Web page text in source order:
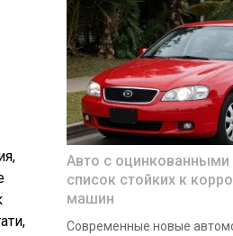
Авто с оцинкованными
список стойких к
машин
Современные новые